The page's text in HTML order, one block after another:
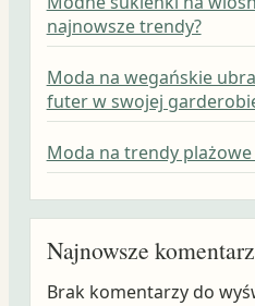
najnowsze trendy?
Moda na wegańskie
futer w swojej
Moda na trendy plażowe
Najnowsze
Brak komentarzy do